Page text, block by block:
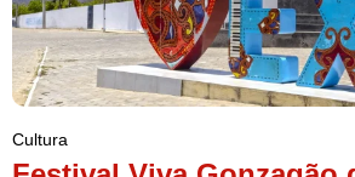
Cultura